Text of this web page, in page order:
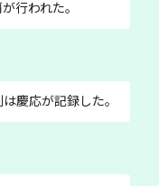
行われた。
慶応が記録した。